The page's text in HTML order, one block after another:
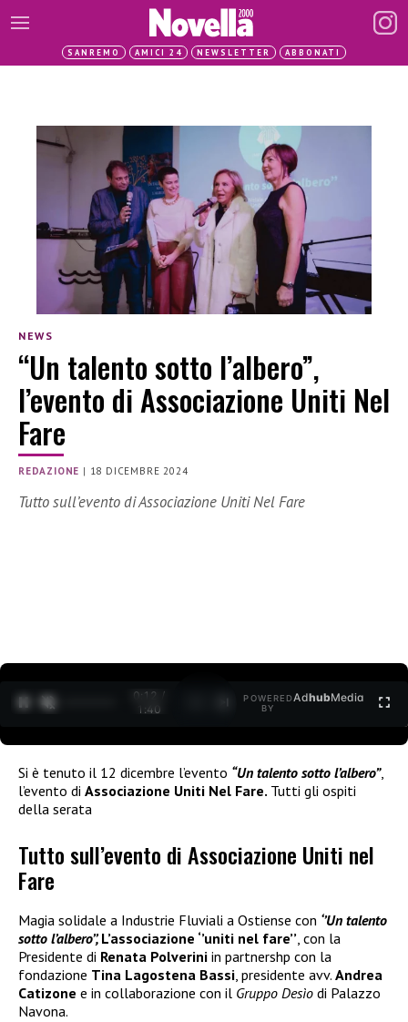
SANREMO AMICI 24 NEWSLETTER ABBONATI
NEWS
“Un talento sotto l’albero”,
l’evento di Associazione Uniti Nel
Fare
REDAZIONE | 18 DICEMBRE 2024
Tutto sull’evento di Associazione Uniti Nel Fare
0:13 /
1:40
POWERED
BY
AdhubMedia
Si è tenuto il 12 dicembre l’evento “Un talento sotto l’albero”,
l’evento di Associazione Uniti Nel Fare. Tutti gli ospiti
della serata
Tutto sull’evento di Associazione Uniti nel
Fare
Magia solidale a Industrie Fluviali a Ostiense con ‘’Un talento
sotto l’albero’’, L’associazione ‘’uniti nel fare’’, con la
Presidente di Renata Polverini in partnershp con la
fondazione Tina Lagostena Bassi, presidente avv. Andrea
Catizone e in collaborazione con il Gruppo Desìo di Palazzo
Navona.